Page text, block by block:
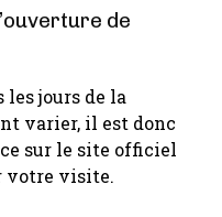
de
les jours de la
varier, il est donc
sur le site officiel
votre visite.